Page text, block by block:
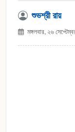
শুভশ্রী রায়
মঙ্গলবার, ২৬